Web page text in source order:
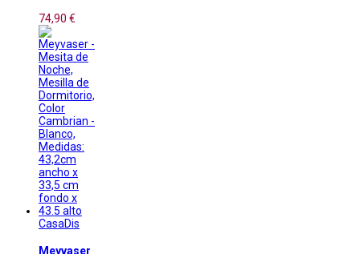
74,90 €
CasaDis
Meyvaser